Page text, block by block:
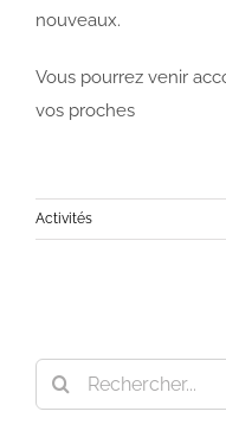
nouveaux.
Vous pourrez venir
vos proches
Activités
Rechercher: